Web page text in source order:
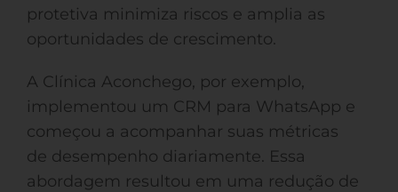
protetiva minimiza riscos e amplia as
oportunidades de crescimento.
A Clínica Aconchego, por exemplo,
implementou um CRM para WhatsApp e
começou a acompanhar suas métricas
de desempenho diariamente. Essa
abordagem resultou em uma redução de